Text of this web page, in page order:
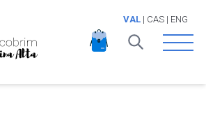
VAL| CAS| ENG
Open